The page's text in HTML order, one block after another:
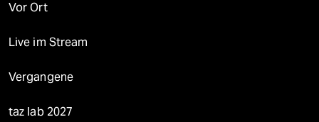
Vor Ort
Live im Stream
Vergangene
taz lab 2027